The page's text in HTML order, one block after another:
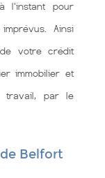
l'instant pour
Ainsi
votre crédit
immobilier et
travail, par le
Belfort